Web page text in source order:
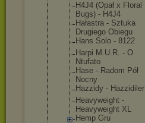
H4J4 (Opał x Floral
Bugs) - H4J4
Hałastra - Sztuka
Drugiego Obiegu
Hans Solo - 8122
Harpi M.U.R. - O
Ntufato
Hase - Radom Pół
Nocny
Hazzidy - Hazzidiler
Heavyweight -
Heavyweight XL
Hemp Gru